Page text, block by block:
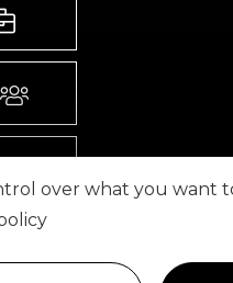
over what you want